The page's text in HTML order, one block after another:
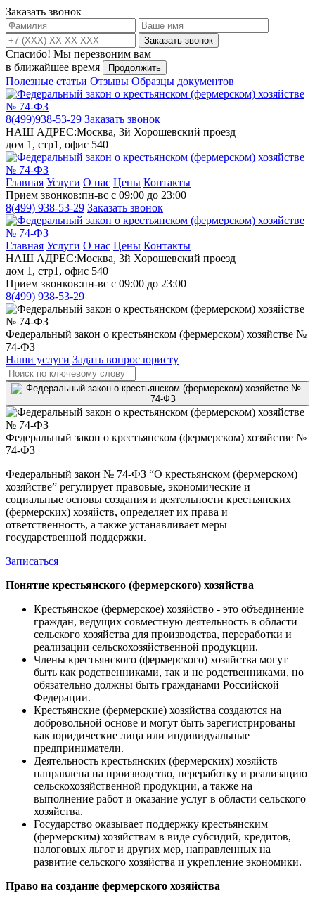
Заказать звонок
Заказать звонок
Спасибо! Мы перезвоним вам
в ближайшее время
Продолжить
Полезные статьи Отзывы Образцы документов
8(499)938-53-29 Заказать звонок
НАШ АДРЕС:Москва, 3й Хорошевский проезд
дом 1, стр1, офис 540
Главная Услуги О нас Цены Контакты
Прием звонков:пн-вс с 09:00 до 23:00
8(499) 938-53-29 Заказать звонок
Главная Услуги О нас Цены Контакты
НАШ АДРЕС:Москва, 3й Хорошевский проезд
дом 1, стр1, офис 540
Прием звонков:пн-вс с 09:00 до 23:00
8(499) 938-53-29
Федеральный закон о крестьянском (фермерском) хозяйстве №
74-ФЗ
Наши услуги Задать вопрос юристу
Федеральный закон о крестьянском (фермерском) хозяйстве №
74-ФЗ
Федеральный закон № 74-ФЗ “О крестьянском (фермерском)
хозяйстве” регулирует правовые, экономические и
социальные основы создания и деятельности крестьянских
(фермерских) хозяйств, определяет их права и
ответственность, а также устанавливает меры
государственной поддержки.
Записаться
Понятие крестьянского (фермерского) хозяйства
Крестьянское (фермерское) хозяйство - это объединение
граждан, ведущих совместную деятельность в области
сельского хозяйства для производства, переработки и
реализации сельскохозяйственной продукции.
Члены крестьянского (фермерского) хозяйства могут
быть как родственниками, так и не родственниками, но
обязательно должны быть гражданами Российской
Федерации.
Крестьянские (фермерские) хозяйства создаются на
добровольной основе и могут быть зарегистрированы
как юридические лица или индивидуальные
предприниматели.
Деятельность крестьянских (фермерских) хозяйств
направлена на производство, переработку и реализацию
сельскохозяйственной продукции, а также на
выполнение работ и оказание услуг в области сельского
хозяйства.
Государство оказывает поддержку крестьянским
(фермерским) хозяйствам в виде субсидий, кредитов,
налоговых льгот и других мер, направленных на
развитие сельского хозяйства и укрепление экономики.
Право на создание фермерского хозяйства